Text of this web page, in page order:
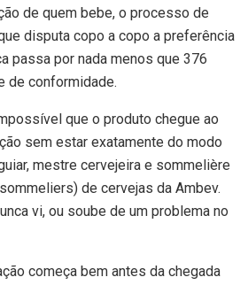
de quem bebe, o processo de
disputa copo a copo a preferência
passa por nada menos que 376
de conformidade.
que o produto chegue ao
sem estar exatamente do modo
mestre cervejeira e sommelière
de cervejas da Ambev.
vi, ou soube de um problema no
começa bem antes da chegada